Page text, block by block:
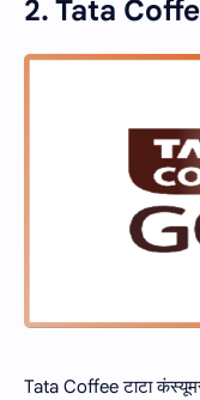
2. Tata
Tata Coffee टाटा